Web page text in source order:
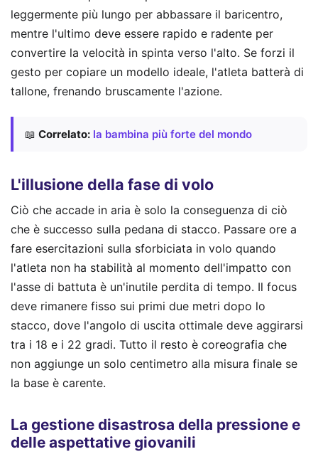
leggermente più lungo per abbassare il baricentro,
mentre l'ultimo deve essere rapido e radente per
convertire la velocità in spinta verso l'alto. Se forzi il
gesto per copiare un modello ideale, l'atleta batterà di
tallone, frenando bruscamente l'azione.
📖 Correlato: la bambina più forte del mondo
L'illusione della fase di volo
Ciò che accade in aria è solo la conseguenza di ciò
che è successo sulla pedana di stacco. Passare ore a
fare esercitazioni sulla sforbiciata in volo quando
l'atleta non ha stabilità al momento dell'impatto con
l'asse di battuta è un'inutile perdita di tempo. Il focus
deve rimanere fisso sui primi due metri dopo lo
stacco, dove l'angolo di uscita ottimale deve aggirarsi
tra i 18 e i 22 gradi. Tutto il resto è coreografia che
non aggiunge un solo centimetro alla misura finale se
la base è carente.
La gestione disastrosa della pressione e
delle aspettative giovanili